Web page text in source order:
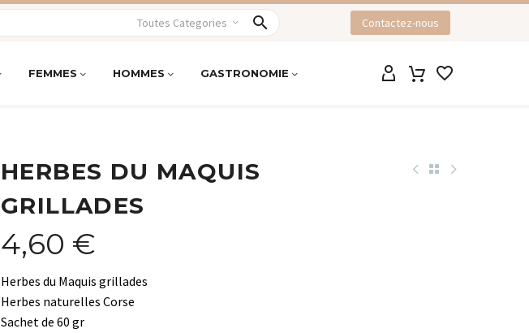
Toutes Categories Contactez-nous
FEMMES HOMMES GASTRONOMIE 

HERBES DU MAQUIS
GRILLADES
4,60 €
Herbes du Maquis grillades
Herbes naturelles Corse
Sachet de 60 gr